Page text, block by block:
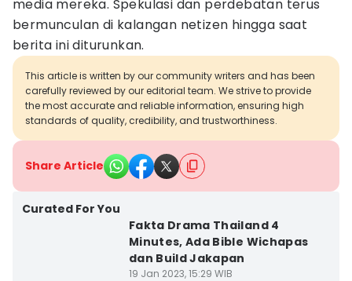
media mereka. Spekulasi dan perdebatan terus
bermunculan di kalangan netizen hingga saat
berita ini diturunkan.
This article is written by our community writers and has been
carefully reviewed by our editorial team. We strive to provide
the most accurate and reliable information, ensuring high
standards of quality, credibility, and trustworthiness.
Share Article
Curated For You
Fakta Drama Thailand 4
Minutes, Ada Bible Wichapas
dan Build Jakapan
19 Jan 2023, 15:29 WIB